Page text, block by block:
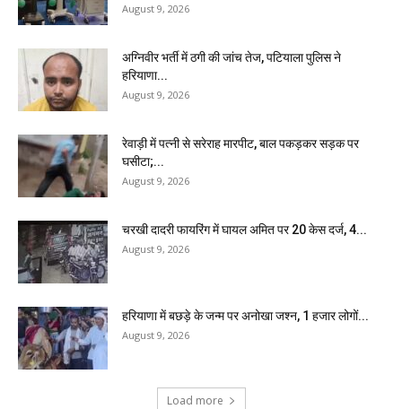
August 9, 2026
अग्निवीर भर्ती में ठगी की जांच तेज, पटियाला पुलिस ने
हरियाणा...
August 9, 2026
रेवाड़ी में पत्नी से सरेराह मारपीट, बाल पकड़कर सड़क पर
घसीटा;...
August 9, 2026
चरखी दादरी फायरिंग में घायल अमित पर 20 केस दर्ज, 4...
August 9, 2026
हरियाणा में बछड़े के जन्म पर अनोखा जश्न, 1 हजार लोगों...
August 9, 2026
Load more